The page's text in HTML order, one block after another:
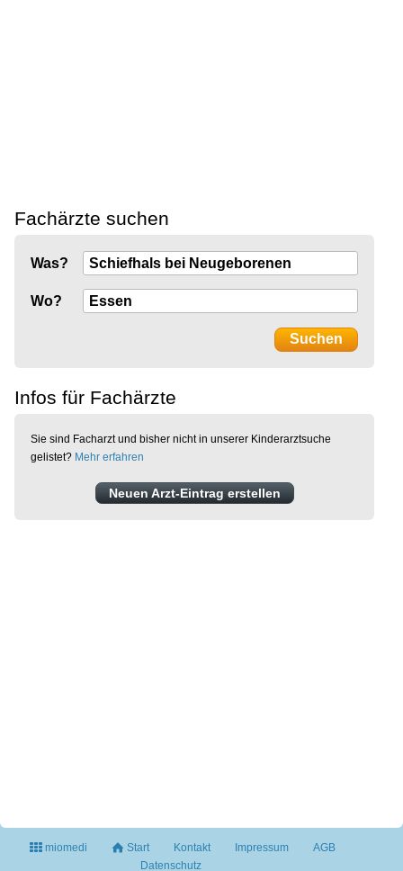
Fachärzte suchen
Was?
Wo?
Infos für Fachärzte
Sie sind Facharzt und bisher nicht in unserer Kinderarztsuche
gelistet? Mehr erfahren
Neuen Arzt-Eintrag erstellen
miomedi Start Kontakt Impressum
AGB
Datenschutz